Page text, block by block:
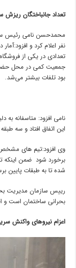
تعداد جانباختگان ریزش
نفر اعلام کرد و
تعدادی در یکی از
جمعیت کمی در محل
بود تلفات بیشتر می‌شد.
نامی افزود: متاسفانه
این اتفاق افتاد و سه
وی افزود:تیم های مشخص
برخورد شود ضمن اینکه
شده تا به طبقات پایین
بحرانی ساختمان است و
اعزام نیروهای واکنش